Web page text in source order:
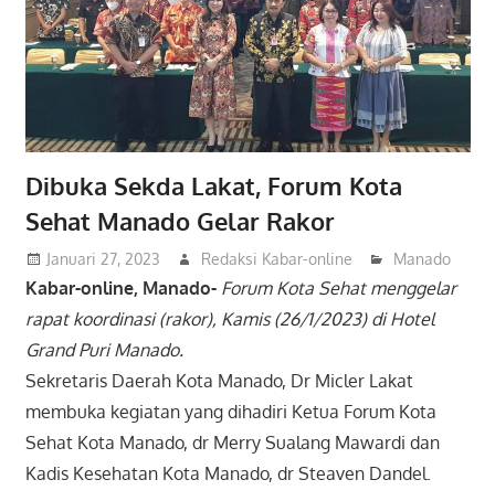
Dibuka Sekda Lakat, Forum Kota
Sehat Manado Gelar Rakor
Januari 27, 2023 Redaksi Kabar-online Manado
Kabar-online, Manado- Forum Kota Sehat menggelar
rapat koordinasi (rakor), Kamis (26/1/2023) di Hotel
Grand Puri Manado.
Sekretaris Daerah Kota Manado, Dr Micler Lakat
membuka kegiatan yang dihadiri Ketua Forum Kota
Sehat Kota Manado, dr Merry Sualang Mawardi dan
Kadis Kesehatan Kota Manado, dr Steaven Dandel.